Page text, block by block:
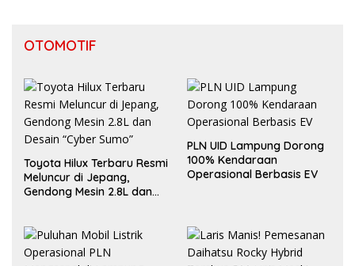
OTOMOTIF
Toyota Hilux Terbaru Resmi
Meluncur di Jepang,
Gendong Mesin 2.8L dan
PLN UID Lampung Dorong
100% Kendaraan
Operasional Berbasis EV